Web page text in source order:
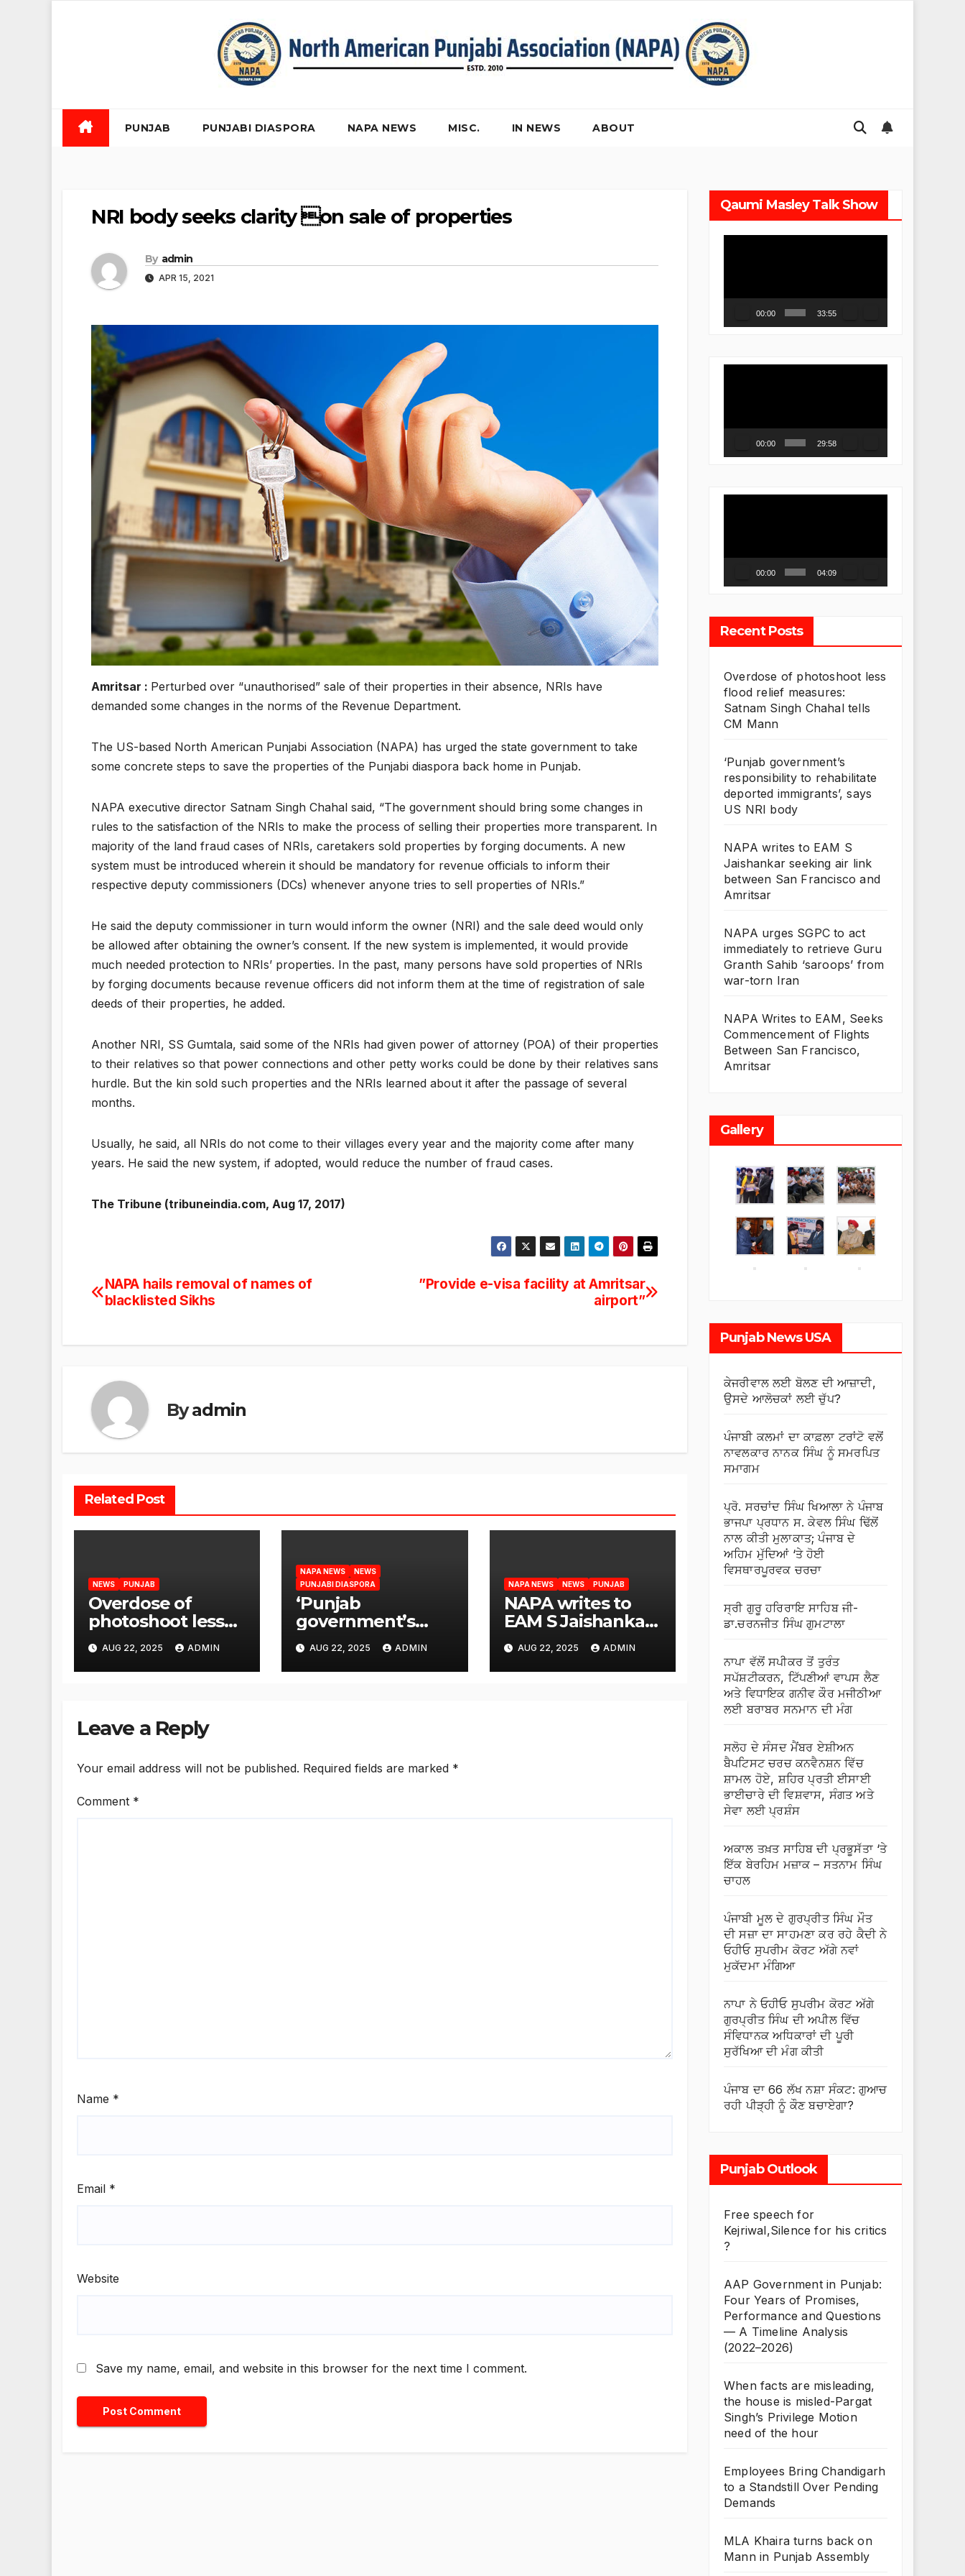
PUNJAB PUNJABI DIASPORA NAPA NEWS MISC. IN NEWS ABOUT
NRI body seeks clarity on sale of properties
By admin
APR 15, 2021
Amritsar : Perturbed over “unauthorised” sale of their properties in their absence, NRIs have
demanded some changes in the norms of the Revenue Department.
The US-based North American Punjabi Association (NAPA) has urged the state government to take
some concrete steps to save the properties of the Punjabi diaspora back home in Punjab.
NAPA executive director Satnam Singh Chahal said, “The government should bring some changes in
rules to the satisfaction of the NRIs to make the process of selling their properties more transparent. In
majority of the land fraud cases of NRIs, caretakers sold properties by forging documents. A new
system must be introduced wherein it should be mandatory for revenue officials to inform their
respective deputy commissioners (DCs) whenever anyone tries to sell properties of NRIs.”
He said the deputy commissioner in turn would inform the owner (NRI) and the sale deed would only
be allowed after obtaining the owner’s consent. If the new system is implemented, it would provide
much needed protection to NRIs’ properties. In the past, many persons have sold properties of NRIs
by forging documents because revenue officers did not inform them at the time of registration of sale
deeds of their properties, he added.
Another NRI, SS Gumtala, said some of the NRIs had given power of attorney (POA) of their properties
to their relatives so that power connections and other petty works could be done by their relatives sans
hurdle. But the kin sold such properties and the NRIs learned about it after the passage of several
months.
Usually, he said, all NRIs do not come to their villages every year and the majority come after many
years. He said the new system, if adopted, would reduce the number of fraud cases.
The Tribune (tribuneindia.com, Aug 17, 2017)
Post
”Provide e-visa facility at Amritsar
airport”
NAPA hails removal of names of
blacklisted Sikhs
Byadmin
Related Post
NEWS PUNJAB
Overdose of
photoshoot less
flood relief
measures: Satnam
Singh Chahal tells
AUG 22, 2025 ADMIN
NAPA NEWS
NEWS
PUNJABI DIASPORA
‘Punjab
government’s
responsibility to
rehabilitate
deported
AUG 22, 2025 ADMIN
NAPA NEWS NEWS PUNJAB
NAPA writes to
EAM S Jaishankar
seeking air link
between San
Francisco and
AUG 22, 2025 ADMIN
Leave a Reply
Your email address will not be published. Required fields are marked *
Comment *
Name *
Email *
Website
Save my name, email, and website in this browser for the next time I comment.
Qaumi Masley Talk Show
00:00 33:55
00:00 29:58
00:00 04:09
Recent Posts
Overdose of photoshoot less
flood relief measures:
Satnam Singh Chahal tells
CM Mann
‘Punjab government’s
responsibility to rehabilitate
deported immigrants’, says
US NRI body
NAPA writes to EAM S
Jaishankar seeking air link
between San Francisco and
Amritsar
NAPA urges SGPC to act
immediately to retrieve Guru
Granth Sahib ‘saroops’ from
war-torn Iran
NAPA Writes to EAM, Seeks
Commencement of Flights
Between San Francisco,
Amritsar
Gallery
Punjab News USA
ਕੇਜਰੀਵਾਲ ਲਈ ਬੋਲਣ ਦੀ ਆਜ਼ਾਦੀ,
ਉਸਦੇ ਆਲੋਚਕਾਂ ਲਈ ਚੁੱਪ?
ਪੰਜਾਬੀ ਕਲਮਾਂ ਦਾ ਕਾਫ਼ਲਾ ਟਰਾਂਟੋ ਵਲੋਂ
ਨਾਵਲਕਾਰ ਨਾਨਕ ਸਿੰਘ ਨੂੰ ਸਮਰਪਿਤ
ਸਮਾਗਮ
ਪ੍ਰੋ. ਸਰਚਾਂਦ ਸਿੰਘ ਖਿਆਲਾ ਨੇ ਪੰਜਾਬ
ਭਾਜਪਾ ਪ੍ਰਧਾਨ ਸ. ਕੇਵਲ ਸਿੰਘ ਢਿੱਲੋਂ
ਨਾਲ ਕੀਤੀ ਮੁਲਾਕਾਤ; ਪੰਜਾਬ ਦੇ
ਅਹਿਮ ਮੁੱਦਿਆਂ ‘ਤੇ ਹੋਈ
ਵਿਸਥਾਰਪੂਰਵਕ ਚਰਚਾ
ਸ੍ਰੀ ਗੁਰੂ ਹਰਿਰਾਇ ਸਾਹਿਬ ਜੀ-
ਡਾ.ਚਰਨਜੀਤ ਸਿੰਘ ਗੁਮਟਾਲਾ
ਨਾਪਾ ਵੱਲੋਂ ਸਪੀਕਰ ਤੋਂ ਤੁਰੰਤ
ਸਪੱਸ਼ਟੀਕਰਨ, ਟਿੱਪਣੀਆਂ ਵਾਪਸ ਲੈਣ
ਅਤੇ ਵਿਧਾਇਕ ਗਨੀਵ ਕੌਰ ਮਜੀਠੀਆ
ਲਈ ਬਰਾਬਰ ਸਨਮਾਨ ਦੀ ਮੰਗ
ਸਲੋਹ ਦੇ ਸੰਸਦ ਮੈਂਬਰ ਏਸ਼ੀਅਨ
ਬੈਪਟਿਸਟ ਚਰਚ ਕਨਵੈਨਸ਼ਨ ਵਿੱਚ
ਸ਼ਾਮਲ ਹੋਏ, ਸ਼ਹਿਰ ਪ੍ਰਤੀ ਈਸਾਈ
ਭਾਈਚਾਰੇ ਦੀ ਵਿਸ਼ਵਾਸ, ਸੰਗਤ ਅਤੇ
ਸੇਵਾ ਲਈ ਪ੍ਰਸ਼ੰਸ
ਅਕਾਲ ਤਖ਼ਤ ਸਾਹਿਬ ਦੀ ਪ੍ਰਭੂਸੱਤਾ ‘ਤੇ
ਇੱਕ ਬੇਰਹਿਮ ਮਜ਼ਾਕ – ਸਤਨਾਮ ਸਿੰਘ
ਚਾਹਲ
ਪੰਜਾਬੀ ਮੂਲ ਦੇ ਗੁਰਪ੍ਰੀਤ ਸਿੰਘ ਮੌਤ
ਦੀ ਸਜ਼ਾ ਦਾ ਸਾਹਮਣਾ ਕਰ ਰਹੇ ਕੈਦੀ ਨੇ
ਓਹੀਓ ਸੁਪਰੀਮ ਕੋਰਟ ਅੱਗੇ ਨਵਾਂ
ਮੁਕੱਦਮਾ ਮੰਗਿਆ
ਨਾਪਾ ਨੇ ਓਹੀਓ ਸੁਪਰੀਮ ਕੋਰਟ ਅੱਗੇ
ਗੁਰਪ੍ਰੀਤ ਸਿੰਘ ਦੀ ਅਪੀਲ ਵਿੱਚ
ਸੰਵਿਧਾਨਕ ਅਧਿਕਾਰਾਂ ਦੀ ਪੂਰੀ
ਸੁਰੱਖਿਆ ਦੀ ਮੰਗ ਕੀਤੀ
ਪੰਜਾਬ ਦਾ 66 ਲੱਖ ਨਸ਼ਾ ਸੰਕਟ: ਗੁਆਚ
ਰਹੀ ਪੀੜ੍ਹੀ ਨੂੰ ਕੌਣ ਬਚਾਏਗਾ?
Punjab Outlook
Free speech for
Kejriwal,Silence for his critics
?
AAP Government in Punjab:
Four Years of Promises,
Performance and Questions
— A Timeline Analysis
(2022–2026)
When facts are misleading,
the house is misled-Pargat
Singh’s Privilege Motion
need of the hour
Employees Bring Chandigarh
to a Standstill Over Pending
Demands
MLA Khaira turns back on
Mann in Punjab Assembly